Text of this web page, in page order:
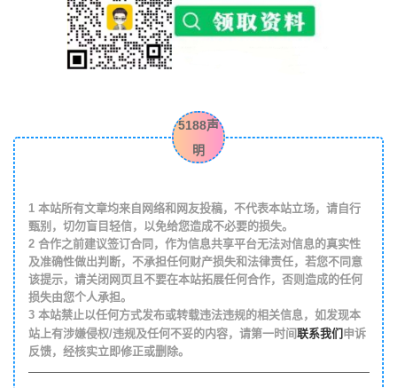
5188声
明
1本站所有文章均来自网络和网友投稿，不代表本站立场，请自行
甄别，切勿盲目轻信，以免给您造成不必要的损失。
2合作之前建议签订合同，作为信息共享平台无法对信息的真实性
及准确性做出判断，不承担任何财产损失和法律责任，若您不同意
该提示，请关闭网页且不要在本站拓展任何合作，否则造成的任何
损失由您个人承担。
3本站禁止以任何方式发布或转载违法违规的相关信息，如发现本
站上有涉嫌侵权/违规及任何不妥的内容，请第一时间联系我们申诉
反馈，经核实立即修正或删除。